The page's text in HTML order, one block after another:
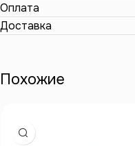
Оплата
Доставка
Похожие